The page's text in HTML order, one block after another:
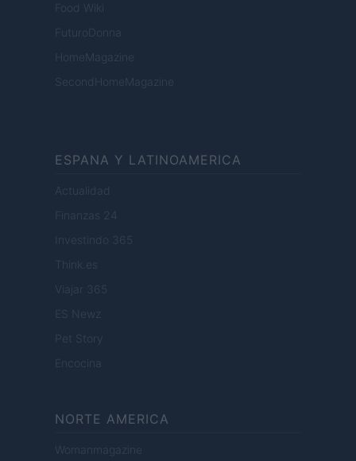
Food Wiki
FuturoDonna
HomeMagazine
SecondHomeMagazine
ESPANA Y LATINOAMERICA
Actualidad
Finanzas 24
Investindo 365
Think.es
Viajar 365
ES Newz
Pet Story
Encocina
NORTE AMERICA
Womanmagazine